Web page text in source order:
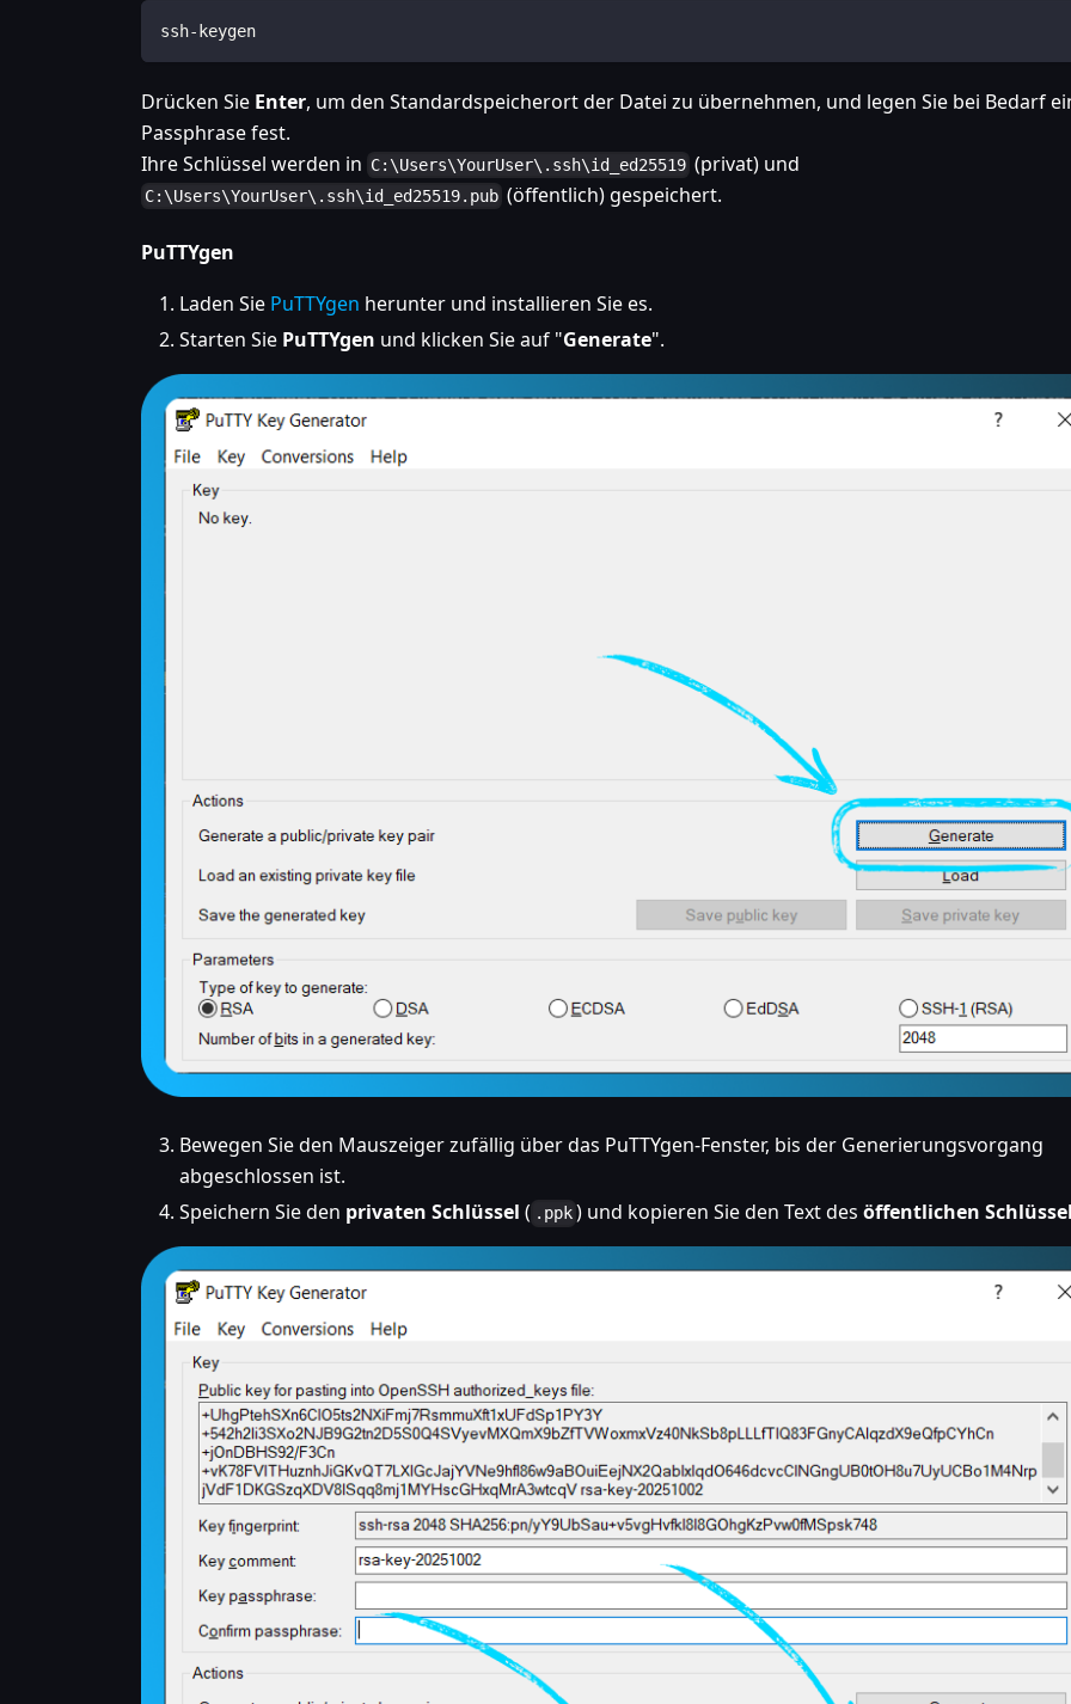
ssh-keygen
Drücken Sie Enter, um den Standardspeicherort der Datei zu übernehmen, und legen Sie bei Bedarf
Passphrase fest.
Ihre Schlüssel werden in C:\Users\YourUser\.ssh\id_ed25519 (privat) und
C:\Users\YourUser\.ssh\id_ed25519.pub (öffentlich) gespeichert.
PuTTYgen
Laden Sie PuTTYgen herunter und installieren Sie es.
Starten Sie PuTTYgen und klicken Sie auf "Generate".
Bewegen Sie den Mauszeiger zufällig über das PuTTYgen-Fenster, bis der Generierungsvorgang
abgeschlossen ist.
Speichern Sie den privaten Schlüssel ( .ppk ) und kopieren Sie den Text desöffentlichen